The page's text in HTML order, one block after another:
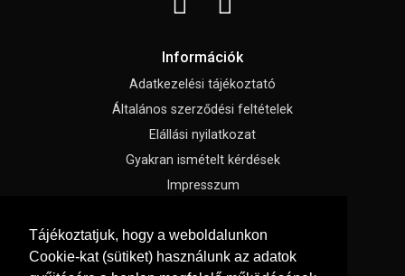
Tájékoztatjuk, hogy a weboldalunkon
Cookie-kat (sütiket) használunk az adatok
Információk
Adatkezelési tájékoztató
Általános szerződési feltételek
Elállási nyilatkozat
Gyakran ismételt kérdések
Impresszum
Menü